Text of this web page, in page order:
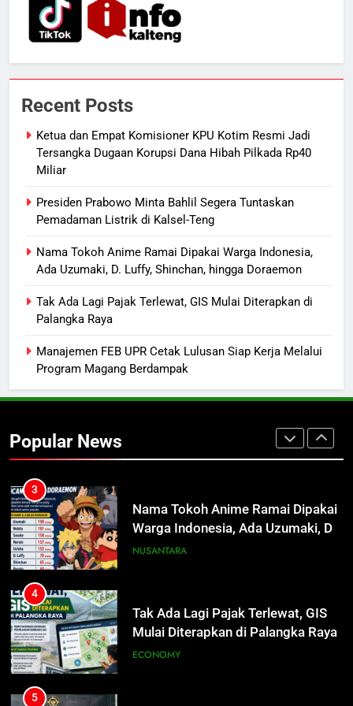
Recent Posts
Ketua dan Empat Komisioner KPU Kotim Resmi Jadi
Tersangka Dugaan Korupsi Dana Hibah Pilkada Rp40
Miliar
Presiden Prabowo Minta Bahlil Segera Tuntaskan
Pemadaman Listrik di Kalsel-Teng
Nama Tokoh Anime Ramai Dipakai Warga Indonesia,
Ada Uzumaki, D. Luffy, Shinchan, hingga Doraemon
Tak Ada Lagi Pajak Terlewat, GIS Mulai Diterapkan di
Palangka Raya
Manajemen FEB UPR Cetak Lulusan Siap Kerja Melalui
Program Magang Berdampak
Popular News
Badut Jalanan, Sebut Mulai
Meresahkan Pengendara
REGION VIRAL
Polsek Rakumpit Amankan Motor
Berknalpot Brong
HUKUM DAN KRIMINAL
Ketua dan Empat Komisioner KPU
Kotim Resmi Jadi Tersangka
Pilkada Rp40 Miliar
Presiden Prabowo Minta Bahlil
NUSANTARA
3
Warga Indonesia, Ada Uzumaki, D.
Luffy, Shinchan, hingga Doraemon
4
Tak Ada Lagi Pajak Terlewat, GIS
Mulai Diterapkan di Palangka Raya
ECONOMY
5
Manajemen FEB UPR Cetak
Lulusan Siap Kerja Melalui
Program Magang Berdampak
ECONOMY
6